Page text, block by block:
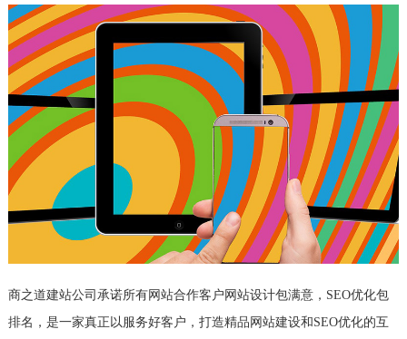
商之道建站公司承诺所有网站合作客户网站设计包满意，SEO优化包
排名，是一家真正以服务好客户，打造精品网站建设和SEO优化的互